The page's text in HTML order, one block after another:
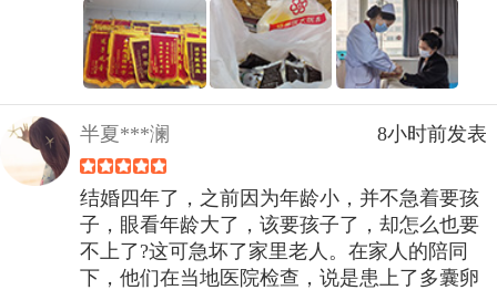
半夏***澜 8小时前发表
结婚四年了，之前因为年龄小，并不急着要孩
子，眼看年龄大了，该要孩子了，却怎么也要
不上了?这可急坏了家里老人。在家人的陪同
下，他们在当地医院检查，说是患上了多囊卵